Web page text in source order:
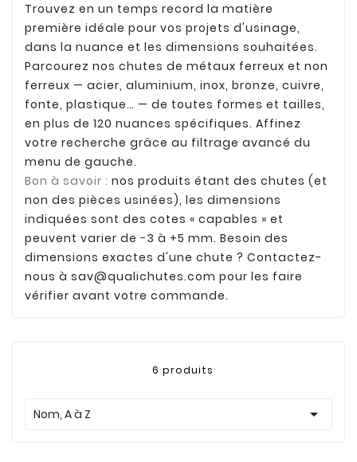
Trouvez en un temps record la matière
première idéale pour vos projets d'usinage,
dans la nuance et les dimensions souhaitées.
Parcourez nos chutes de métaux ferreux et non
ferreux — acier, aluminium, inox, bronze, cuivre,
fonte, plastique… — de toutes formes et tailles,
en plus de 120 nuances spécifiques. Affinez
votre recherche grâce au filtrage avancé du
menu de gauche.
Bon à savoir : nos produits étant des chutes (et
non des pièces usinées), les dimensions
indiquées sont des cotes « capables » et
peuvent varier de −3 à +5 mm. Besoin des
dimensions exactes d'une chute ? Contactez-
nous à sav@qualichutes.com pour les faire
vérifier avant votre commande.
6 produits
Nom, A à Z 